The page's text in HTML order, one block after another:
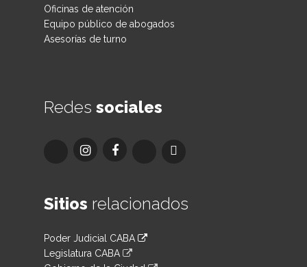
Oficinas de atención
Equipo público de abogados
Asesorías de turno
Redes sociales
Sitios relacionados
Poder Judicial CABA
Legislatura CABA